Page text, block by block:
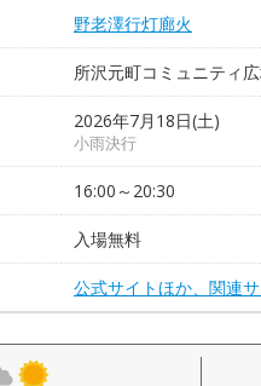
野老澤行灯廊火
所沢元町コミュニティ
2026年7月18日(土)
小雨決行
16:00～20:30
入場無料
公式サイトほか、関連